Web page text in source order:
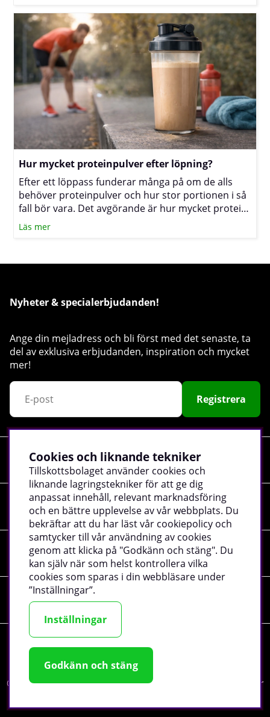
vanligt att undra hur tillskott av aminosyror passar
in i vardagen. Nedan får du en tydlig genomgång
av hur de fungerar, när fria aminosyror som EAA
och BCAA är praktiska och när ett proteinpulver är
mer lämpligt.
Hur mycket proteinpulver efter löpning?
Efter ett löppass funderar många på om de alls
behöver proteinpulver och hur stor portionen i så
fall bör vara. Det avgörande är hur mycket protein
du får i dig under hela dagen, hur snabbt du kan
Läs mer
Nyheter & specialerbjudanden!
Ange din mejladress och bli först med det senaste, ta
del av exklusiva erbjudanden, inspiration och mycket
mer!
Registrera
Shopping
Information
Sociala medier
Företagsuppgifter
© 2026 tillskottsbolaget.se. Vi använder cookies -
läs mer
Cookies och liknande tekniker
Tillskottsbolaget använder cookies och
liknande lagringstekniker för att ge dig
anpassat innehåll, relevant marknadsföring
och en bättre upplevelse av vår webbplats. Du
bekräftar att du har läst vår cookiepolicy och
samtycker till vår användning av cookies
genom att klicka på "Godkänn och stäng". Du
kan själv när som helst kontrollera vilka
cookies som sparas i din webbläsare under
”Inställningar”.
Inställningar
Godkänn och stäng